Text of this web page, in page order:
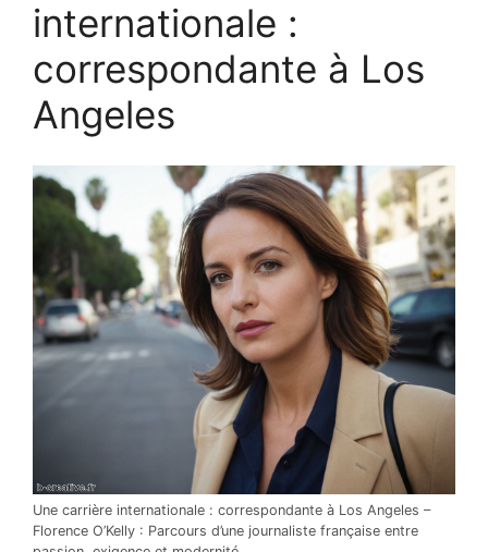
internationale :
correspondante à Los
Angeles
Une carrière internationale : correspondante à Los Angeles –
Florence O’Kelly : Parcours d’une journaliste française entre